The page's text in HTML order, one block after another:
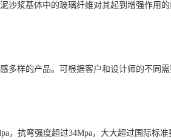
沙浆基体中的玻璃纤维对其起到增强作用的
多样的产品。可根据客户和设计师的不同
，抗弯强度超过34Mpa，大大超过国际标准